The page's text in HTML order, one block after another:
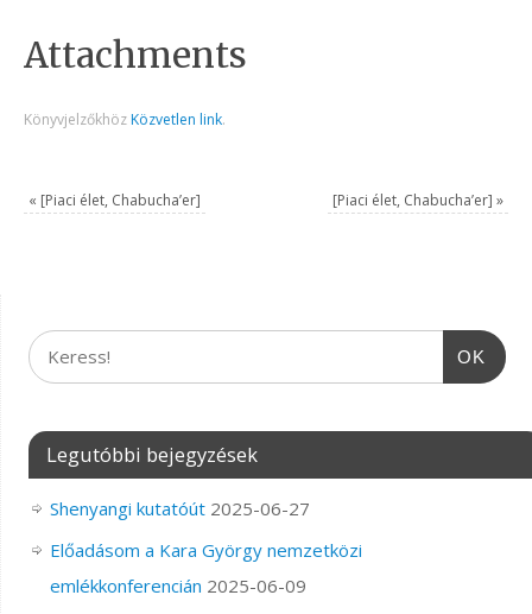
Attachments
Könyvjelzőkhöz Közvetlen link.
« [Piaci élet, Chabucha’er] [Piaci élet, Chabucha’er] »
OK
Legutóbbi bejegyzések
Shenyangi kutatóút 2025-06-27
Előadásom a Kara György nemzetközi
emlékkonferencián 2025-06-09